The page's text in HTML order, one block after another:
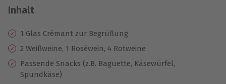
Inhalt
1 Glas Crémant zur Begrüßung
2 Weißweine, 1 Roséwein, 4 Rotweine
Passende Snacks (z.B. Baguette, Käsewürfel,
Spundkäse)